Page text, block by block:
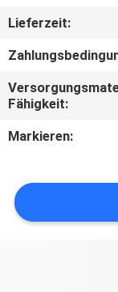
ALLE
FÄLLE
Lieferzeit:
Fähigkeit:
Markieren: